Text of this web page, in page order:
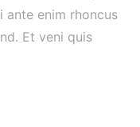
ante enim rhoncus
Et veni quis